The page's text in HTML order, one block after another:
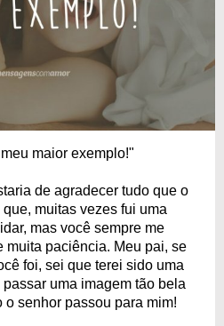
maior exemplo!"
de agradecer tudo que o
muitas vezes fui uma
mas você sempre me
muita paciência. Meu pai, se
foi, sei que terei sido uma
uma imagem tão bela
o senhor passou para mim!